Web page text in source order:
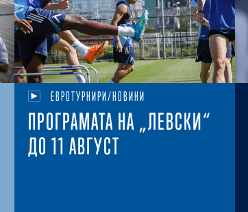
ЕВРОТУРНИРИ/НОВИНИ
ПРОГРАМАТА НА „ЛЕВСКИ“
ДО 11 АВГУСТ